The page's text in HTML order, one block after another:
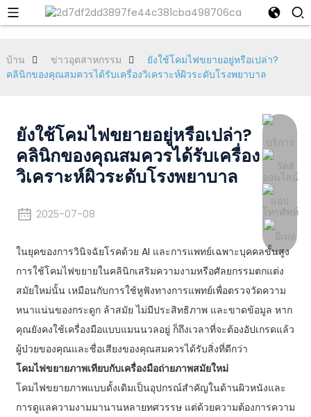
บ้าน ข่าวอุตสาหกรรม
ยังใช้โคมไฟขยายอยู่หรือเปล่า?
คลินิกของคุณสมควรได้รับเครื่องวิเคราะห์ผิวระดับโรงพยาบาล
ยังใช้โคมไฟขยายอยู่หรือเปล่า?
คลินิกของคุณสมควรได้รับเครื่อง
วิเคราะห์ผิวระดับโรงพยาบาล
2025-07-08
ในยุคของการวินิจฉัยโรคด้วย AI และการแพทย์เฉพาะบุคคลขั้นสูง
การใช้โคมไฟขยายในคลินิกเสริมความงามหรือศัลยกรรมตกแต่ง
สมัยใหม่นั้น เหมือนกับการใช้หูฟังทางการแพทย์เพื่อตรวจวัดความ
หนาแน่นของกระดูก ล้าสมัย ไม่มีประสิทธิภาพ และขาดข้อมูล หาก
คุณยังคงใช้เครื่องมือแบบแมนนวลอยู่ ก็ถึงเวลาที่จะต้องอัปเกรดแล้ว
ผู้ป่วยของคุณและชื่อเสียงของคุณสมควรได้รับสิ่งที่ดีกว่า
โคมไฟขยายภาพเทียบกับเครื่องมือถ่ายภาพสมัยใหม่
โคมไฟขยายภาพแบบดั้งเดิมเป็นอุปกรณ์สำคัญในด้านผิวหนังและ
การดูแลความงามมานานหลายทศวรรษ แต่ด้วยความต้องการความ